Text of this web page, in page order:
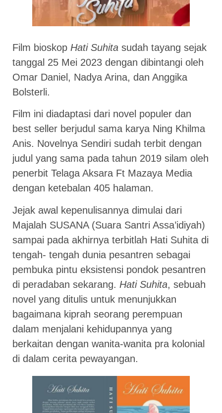
Film bioskop Hati Suhita sudah tayang sejak
tanggal 25 Mei 2023 dengan dibintangi oleh
Omar Daniel, Nadya Arina, dan Anggika
Bolsterli.
Film ini diadaptasi dari novel populer dan
best seller berjudul sama karya Ning Khilma
Anis. Novelnya Sendiri sudah terbit dengan
judul yang sama pada tahun 2019 silam oleh
penerbit Telaga Aksara Ft Mazaya Media
dengan ketebalan 405 halaman.
Jejak awal kepenulisannya dimulai dari
Majalah SUSANA (Suara Santri Assa’idiyah)
sampai pada akhirnya terbitlah Hati Suhita di
tengah- tengah dunia pesantren sebagai
pembuka pintu eksistensi pondok pesantren
di peradaban sekarang. Hati Suhita, sebuah
novel yang ditulis untuk menunjukkan
bagaimana kiprah seorang perempuan
dalam menjalani kehidupannya yang
berkaitan dengan wanita-wanita pra kolonial
di dalam cerita pewayangan.